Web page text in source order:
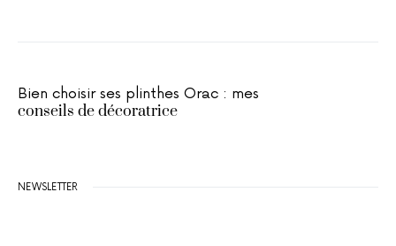
Bien choisir ses plinthes Orac : mes
conseils de décoratrice
NEWSLETTER